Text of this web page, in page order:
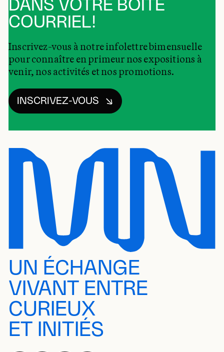
DANS VOTRE BOÎTE
COURRIEL!
Inscrivez-vous à notre infolettre bimensuelle
pour connaître en primeur nos expositions à
venir, nos activités et nos promotions.
INSCRIVEZ-VOUS
UN ÉCHANGE
VIVANT ENTRE
CURIEUX
ET INITIÉS